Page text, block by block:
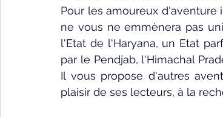
Pour les amoureux d'aventure
ne vous ne emmènera pas
l'Etat de l'Haryana, un Etat
par le Pendjab, l'Himachal
Il vous propose d'autres
plaisir de ses lecteurs, à la